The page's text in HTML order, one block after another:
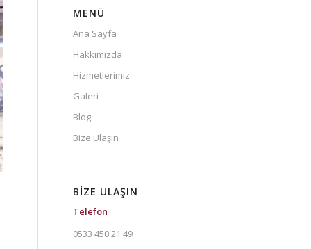
MENÜ
Ana Sayfa
Hakkımızda
Hizmetlerimiz
Galeri
Blog
Bize Ulaşın
BIZE ULAŞIN
Telefon
0533 450 21 49